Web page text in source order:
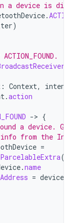
a device is
.
)
: Context, intent
.action
-> {
a device.
from the
=
(
.name
= device